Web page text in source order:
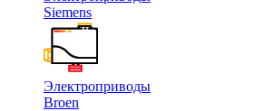
Siemens
Электроприводы
Broen